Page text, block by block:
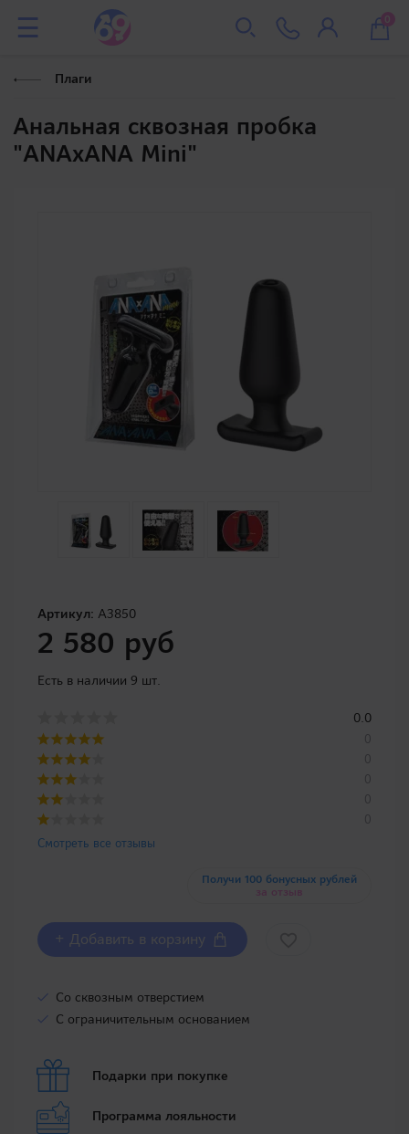
0
Плаги
Анальная сквозная пробка
"ANAxANA Mini"
Артикул: A3850
2 580 руб
Есть в наличии 9 шт.
0.0
0
0
0
0
0
Смотреть все отзывы
Получи 100 бонусных рублей
за отзыв
+ Добавить в корзину
Со сквозным отверстием
С ограничительным основанием
Подарки при покупке
Программа лояльности